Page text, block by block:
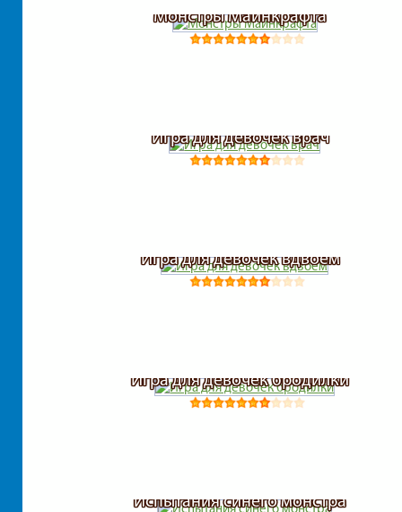
Монстры Майнкрафта
Игра для девочек врач
Игра для девочек вдвоем
Игра для девочек бродилки
Испытания синего монстра